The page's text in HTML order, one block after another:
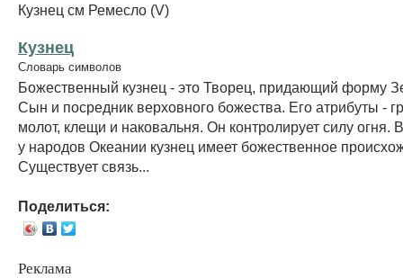
Кузнец см Ремесло (V)
Кузнец
Словарь символов
Божественный кузнец - это Творец, придающий форму
Сын и посредник верховного божества. Его атрибуты -
молот, клещи и наковальня. Он контролирует силу
у народов Океании кузнец имеет божественное
Существует связь...
Поделиться:
Реклама